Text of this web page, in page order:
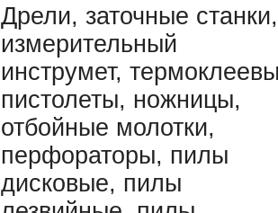
Дрели, заточные станки,
измерительный
инструмет,
пистолеты, ножницы,
отбойные молотки,
перфораторы, пилы
дисковые, пилы